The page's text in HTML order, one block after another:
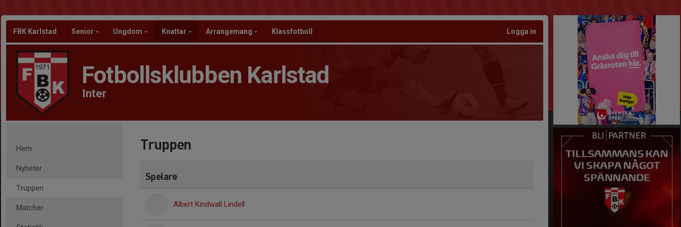
FBK Karlstad Senior Ungdom Knattar Arrangemang Klassfotboll Logga in
Fotbollsklubben Karlstad
Inter
Hem
Nyheter
Truppen
Matcher
Truppen
Spelare
Albert Kindwall Lindell